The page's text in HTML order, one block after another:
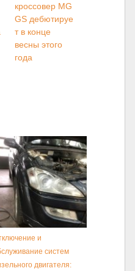
кроссовер MG
GS дебютируе
т в конце
весны этого
года
и
систем
двигателя: